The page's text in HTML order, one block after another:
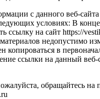
с данного веб-
условиях: В конце
ссылку на сайт https://
недопустимо
копироваться в
ссылки на данный веб-
обращайтесь на